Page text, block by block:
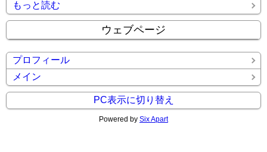
もっと読む
ウェブページ
プロフィール
メイン
PC表示に切り替え
Powered by Six Apart